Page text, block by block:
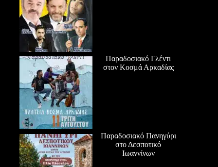
Παραδοσιακό Γλέντι
στον Κοσμά Αρκαδίας
Παραδοσιακό Πανηγύρι
στο Δεσποτικό
Ιωαννίνων